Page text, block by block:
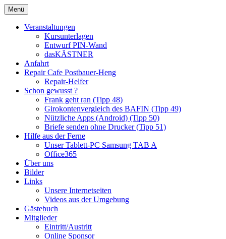
Zum
Inhalt
springen
Netlife e.V.
Menü
Veranstaltungen
Kursunterlagen
Entwurf PIN-Wand
dasKÄSTNER
Anfahrt
Repair Cafe Postbauer-Heng
Repair-Helfer
Schon gewusst ?
Frank geht ran (Tipp 48)
Girokontenvergleich des BAFIN (Tipp 49)
Nützliche Apps (Android) (Tipp 50)
Briefe senden ohne Drucker (Tipp 51)
Hilfe aus der Ferne
Unser Tablett-PC Samsung TAB A
Office365
Über uns
Bilder
Links
Unsere Internetseiten
Videos aus der Umgebung
Gästebuch
Mitglieder
Eintritt/Austritt
Online Sponsor